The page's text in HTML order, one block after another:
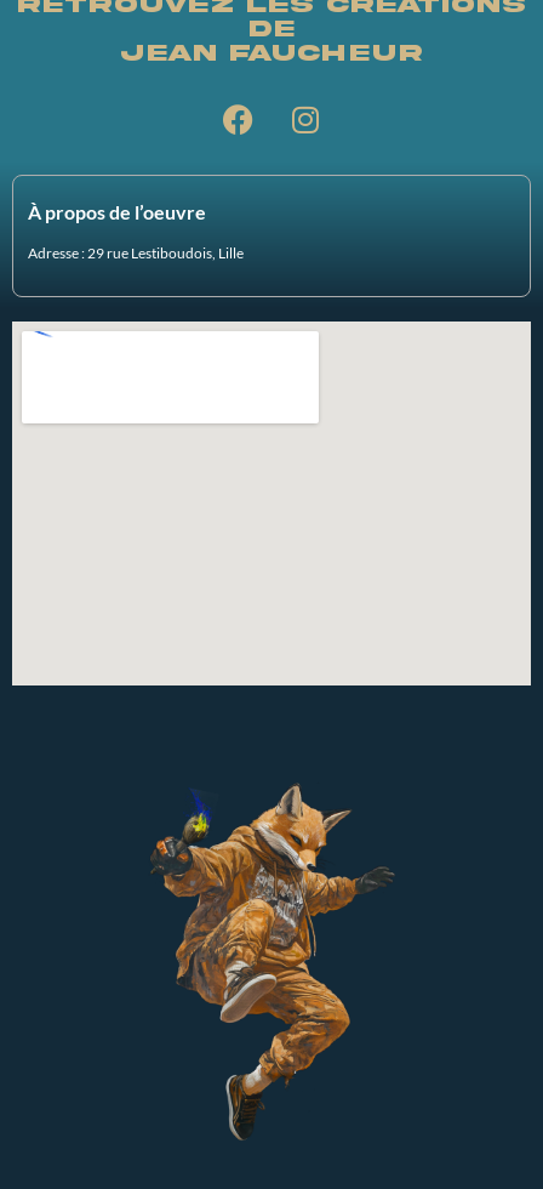
de
Jean Faucheur
À propos de l’oeuvre
Adresse : 29 rue Lestiboudois, Lille